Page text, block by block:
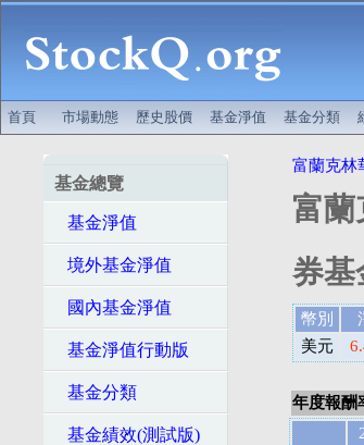
首頁 市場動態 歷史股價 基金淨值 基金分類
基金總覽
基金淨值
境外基金淨值
國內基金淨值
基金淨值行動版
基金分類
基金績效(測試版)
富蘭克林
富蘭
券基
幣別
美元
年度報酬